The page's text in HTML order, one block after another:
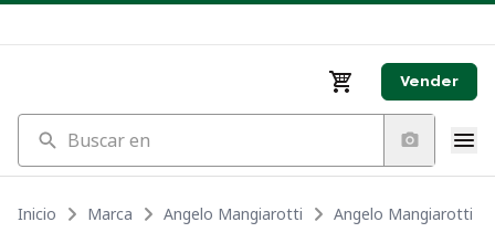
Vender
Buscar en
Inicio Marca Angelo Mangiarotti
Angelo Mangiarotti